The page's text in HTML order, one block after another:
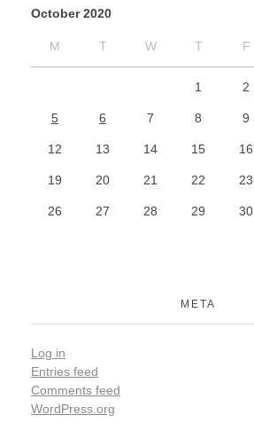
October 2020
M T W T F
1 2
5 6 7 8 9
12 13 14 15 16
19 20 21 22 23
26 27 28 29 30
META
Log in
Entries feed
Comments feed
WordPress.org